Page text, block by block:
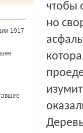
1917
чтобы
но